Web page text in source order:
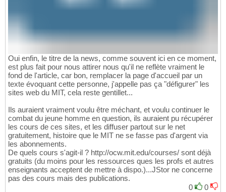
Oui enfin, le titre de la news, comme souvent ici en ce moment,
est plus fait pour nous attirer nous qu'il ne reflète vraiment le
fond de l'article, car bon, remplacer la page d'accueil par un
texte évoquant cette personne, j'appelle pas ça "défigurer" les
sites web du MIT, cela reste gentillet...
Ils auraient vraiment voulu être méchant, et voulu continuer le
combat du jeune homme en question, ils auraient pu récupérer
les cours de ces sites, et les diffuser partout sur le net
gratuitement, histoire que le MIT ne se fasse pas d'argent via
les abonnements.
De quels cours s'agit-il ? http://ocw.mit.edu/courses/ sont déjà
gratuits (du moins pour les ressources ques les profs et autres
enseignants acceptent de mettre à dispo.)...JStor ne concerne
pas des cours mais des publications.
0
0